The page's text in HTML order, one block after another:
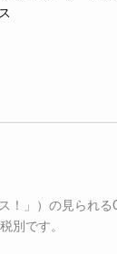
！」）の見られ
別です。